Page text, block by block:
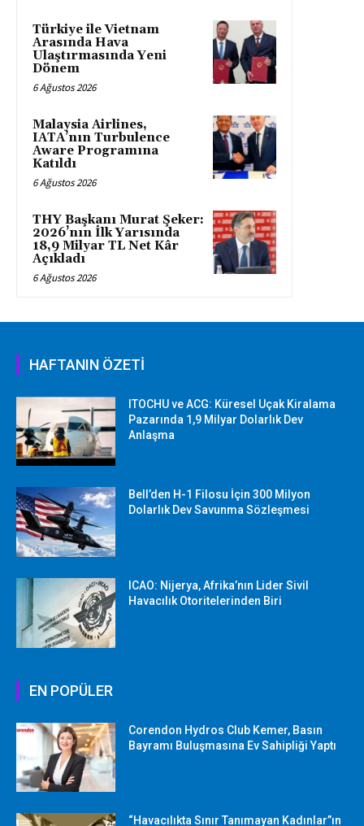
Türkiye ile Vietnam
Arasında Hava
Ulaştırmasında Yeni
Dönem
6 Ağustos 2026
Malaysia Airlines,
IATA’nın Turbulence
Aware Programına
Katıldı
6 Ağustos 2026
THY Başkanı Murat Şeker:
2026’nın İlk Yarısında
18,9 Milyar TL Net Kâr
Açıkladı
6 Ağustos 2026
HAFTANIN ÖZETİ
ITOCHU ve ACG: Küresel Uçak Kiralama
Pazarında 1,9 Milyar Dolarlık Dev
Anlaşma
Bell’den H-1 Filosu İçin 300 Milyon
Dolarlık Dev Savunma Sözleşmesi
ICAO: Nijerya, Afrika’nın Lider Sivil
Havacılık Otoritelerinden Biri
EN POPÜLER
Corendon Hydros Club Kemer, Basın
Bayramı Buluşmasına Ev Sahipliği Yaptı
“Havacılıkta Sınır Tanımayan Kadınlar”ın